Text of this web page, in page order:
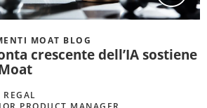
MOAT BLOG
crescente dell’IA sostiene
REGAL